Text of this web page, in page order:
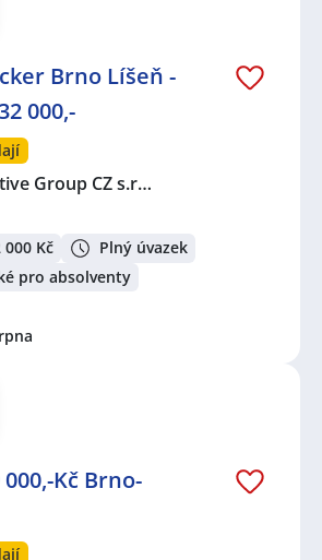
Brno Líšeň -
000,-
Group CZ s.r…
000 Kč
Plný úvazek
pro absolventy
Kč Brno-